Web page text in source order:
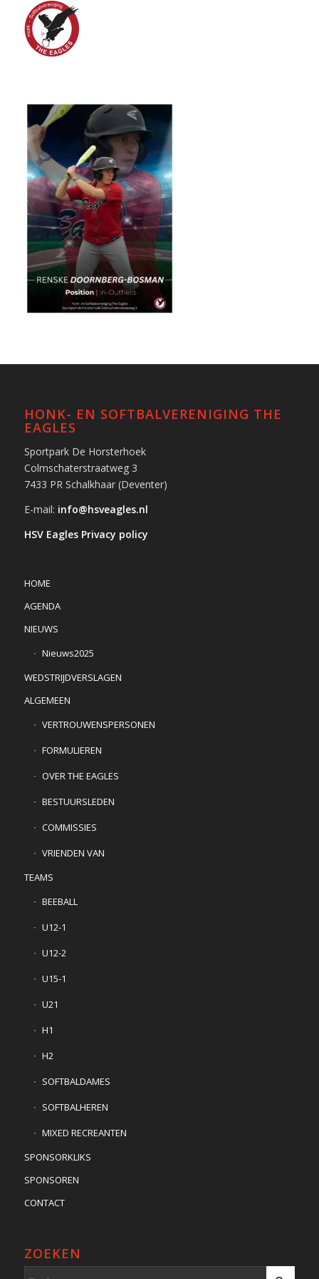
HONK- EN SOFTBALVERENIGING THE
EAGLES
Sportpark De Horsterhoek
Colmschaterstraatweg 3
7433 PR Schalkhaar (Deventer)
E-mail: info@hsveagles.nl
HSV Eagles Privacy policy
HOME
AGENDA
NIEUWS
Nieuws2025
WEDSTRIJDVERSLAGEN
ALGEMEEN
VERTROUWENSPERSONEN
FORMULIEREN
OVER THE EAGLES
BESTUURSLEDEN
COMMISSIES
VRIENDEN VAN
TEAMS
BEEBALL
U12-1
U12-2
U15-1
U21
H1
H2
SOFTBALDAMES
SOFTBALHEREN
MIXED RECREANTEN
SPONSORKLIKS
SPONSOREN
CONTACT
ZOEKEN